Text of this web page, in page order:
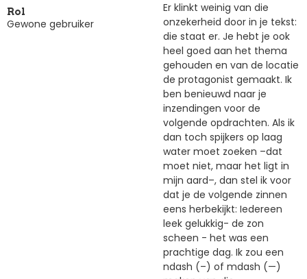
Rol
Gewone gebruiker
Er klinkt weinig van die
onzekerheid door in je tekst:
die staat er. Je hebt je ook
heel goed aan het thema
gehouden en van de locatie
de protagonist gemaakt. Ik
ben benieuwd naar je
inzendingen voor de
volgende opdrachten. Als ik
dan toch spijkers op laag
water moet zoeken –dat
moet niet, maar het ligt in
mijn aard–, dan stel ik voor
dat je de volgende zinnen
eens herbekijkt: Iedereen
leek gelukkig- de zon
scheen - het was een
prachtige dag. Ik zou een
ndash (–) of mdash (—)